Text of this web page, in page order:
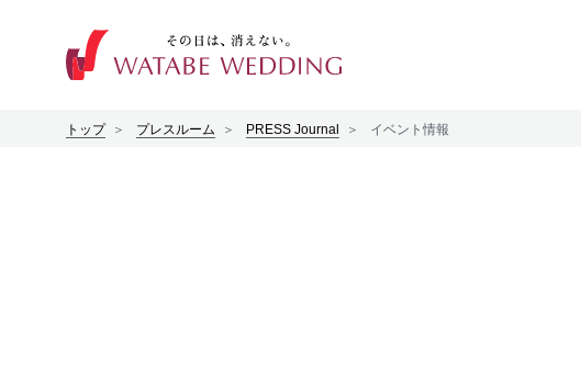
トップ プレスルーム PRESS Journal イベント情報